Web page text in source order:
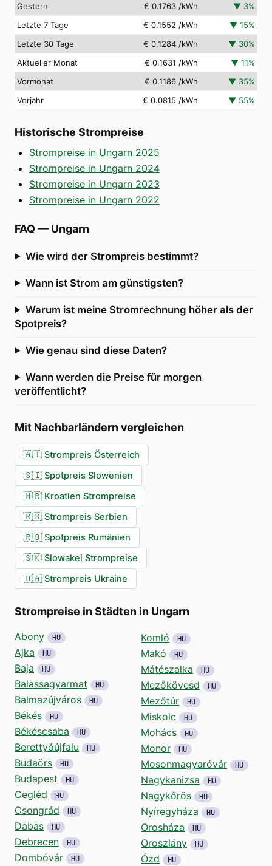
Gestern
€ 0.1763 /kWh ▼ 3%
Letzte 7 Tage
€ 0.1552 /kWh ▼ 15%
Letzte 30 Tage
€ 0.1284 /kWh ▼ 30%
Aktueller Monat
€ 0.1631 /kWh ▼ 11%
Vormonat
€ 0.1186 /kWh ▼ 35%
Vorjahr
€ 0.0815 /kWh ▼ 55%
Historische Strompreise
Strompreise in Ungarn 2025
Strompreise in Ungarn 2024
Strompreise in Ungarn 2023
Strompreise in Ungarn 2022
FAQ — Ungarn
Wie wird der Strompreis bestimmt?
Wann ist Strom am günstigsten?
Warum ist meine Stromrechnung höher als der
Spotpreis?
Wie genau sind diese Daten?
Wann werden die Preise für morgen
veröffentlicht?
Mit Nachbarländern vergleichen
🇦🇹 Strompreis Österreich
🇸🇮 Spotpreis Slowenien
🇭🇷 Kroatien Strompreise
🇷🇸 Strompreis Serbien
🇷🇴 Spotpreis Rumänien
🇸🇰 Slowakei Strompreise
🇺🇦 Strompreis Ukraine
Strompreise in Städten in Ungarn
Abony HU
Ajka HU
Baja HU
Balassagyarmat HU
Balmazújváros HU
Békés HU
Békéscsaba HU
Berettyóújfalu HU
Budaörs HU
Budapest HU
Cegléd HU
Csongrád HU
Dabas HU
Debrecen HU
Dombóvár HU
Komló HU
Makó HU
Mátészalka HU
Mezőkövesd HU
Mezőtúr HU
Miskolc HU
Mohács HU
Monor HU
Mosonmagyaróvár HU
Nagykanizsa HU
Nagykőrös HU
Nyíregyháza HU
Orosháza HU
Oroszlány HU
Ózd HU